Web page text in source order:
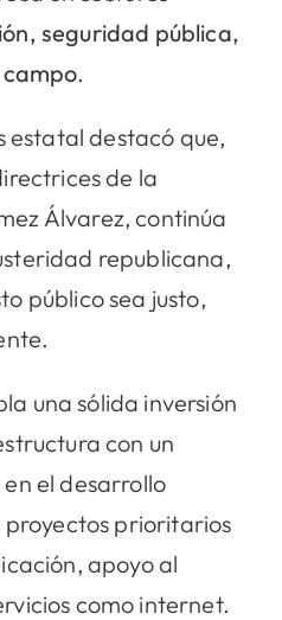
seguridad pública,
.
estatal destacó que,
de la
Álvarez, continúa
republicana,
público sea justo,
una sólida inversión
con un
el desarrollo
proyectos prioritarios
apoyo al
como internet.